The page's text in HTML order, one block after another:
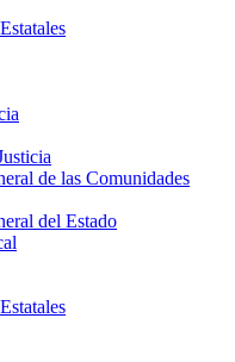
de las Comunidades
del Estado